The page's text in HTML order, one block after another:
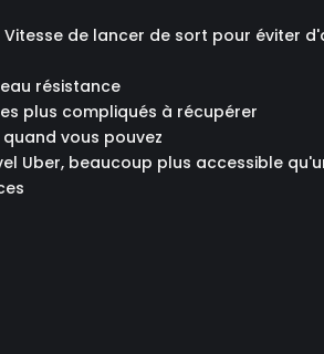
Vitesse de lancer de sort pour éviter
résistance
plus compliqués à récupérer
vous pouvez
Uber, beaucoup plus accessible